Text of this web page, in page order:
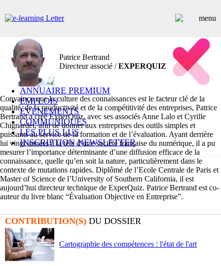
ARTICLES
DOSSIERS
CONTRIBUTEURS
ANNUAIRE PREMIUM
EMPLOIS
ÉVÉNEMENTS
COMMUNIQUÉS
LES PLUS LUS
INSCRIPTION NEWSLETTER
Patrice Bertrand
Directeur associé /EXPERQUIZ
Convaincu que la culture des connaissances est le facteur clé de la
qualité, de la productivité et de la compétitivité des entreprises, Patrice
Bertrand a créé ExperQuiz, avec ses associés Anne Lalo et Cyrille
Chignardet, afin de donner aux entreprises des outils simples et
puissants au service de la formation et de l’évaluation. Ayant derrière
lui vingt années à la tête d’une société française du numérique, il a pu
mesurer l’importance déterminante d’une diffusion efficace de la
connaissance, quelle qu’en soit la nature, particulièrement dans le
contexte de mutations rapides. Diplômé de l’Ecole Centrale de Paris et
Master of Science de l’University of Southern California, il est
aujourd’hui directeur technique de ExperQuiz. Patrice Bertrand est co-
auteur du livre blanc “Évaluation Objective en Entreprise”.
CONTRIBUTION(S) DU DOSSIER
Cartographie des compétences : l'état de l'art